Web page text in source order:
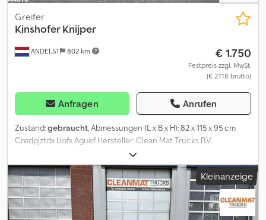
ANDELST 802 km
Greifer
Kinshofer Knijper
€ 1.750
Festpreis zzgl. MwSt.
(€ 2.118 brutto)
Anfragen Anrufen
Zustand:gebraucht, Abmessungen (L x B x H): 82 x 115 x 95 cm
Credpjztdx Uofx Aguef Hersteller: Clean Mat Trucks B.V.
Wageningsestraat 17 6673DB ANDELST, NL
Kleinanzeige